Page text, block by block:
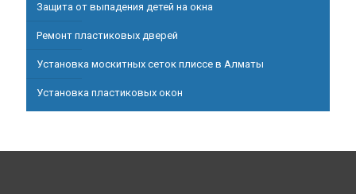
Защита от выпадения детей на окна
Ремонт пластиковых дверей
Установка москитных сеток плиссе в Алматы
Установка пластиковых окон